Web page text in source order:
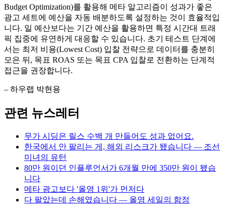
Budget Optimization)를 활용해 메타 알고리즘이 성과가 좋은
광고 세트에 예산을 자동 배분하도록 설정하는 것이 효율적입
니다. 일 예산보다는 기간 예산을 활용하면 특정 시간대 트래
픽 집중에 유연하게 대응할 수 있습니다. 초기 테스트 단계에
서는 최저 비용(Lowest Cost) 입찰 전략으로 데이터를 충분히
모은 뒤, 목표 ROAS 또는 목표 CPA 입찰로 전환하는 단계적
접근을 권장합니다.
– 하우랩 박현용
관련 뉴스레터
무가 시딩은 릴스 수백 개 만들어도 성과 없어요.
한국에서 안 팔리는 게, 해외 리스크가 됐습니다 — 조선
미녀의 유턴
80만 원이던 인플루언서가 6개월 만에 350만 원이 됐습
니다
메타 광고보다 '올영 1위'가 먼저다
다 팔았는데 손해였습니다 — 올영 세일의 함정